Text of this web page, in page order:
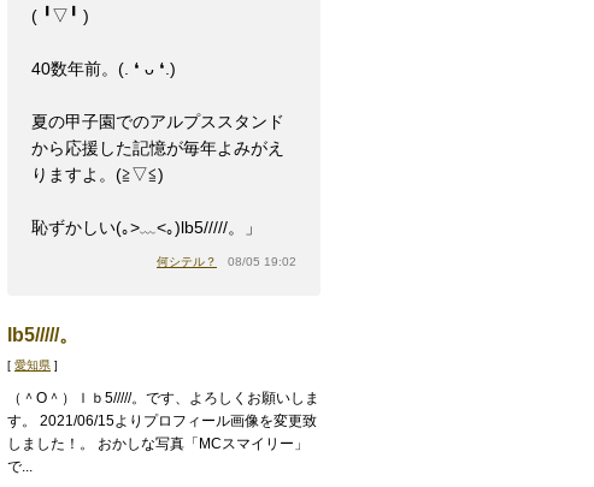
(⁠ ⁠╹⁠▽⁠╹⁠ ⁠)
40数年前。(⁠.⁠ ⁠❛⁠ ⁠ᴗ⁠ ⁠❛⁠.⁠)
夏の甲子園でのアルプススタンド
から応援した記憶が毎年よみがえ
りますよ。(⁠≧⁠▽⁠≦⁠)
恥ずかしい(｡>﹏<｡)lb5/////。」
何シテル？ 08/05 19:02
lb5/////。
[ 愛知県 ]
（＾O＾）ｌｂ5/////。です、よろしくお願いしま
す。 2021/06/15よりプロフィール画像を変更致
しました！。 おかしな写真「MCスマイリー」
で...